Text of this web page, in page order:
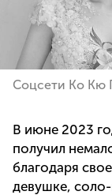
Соцсети Ко Кю
В июне 2023
получил
благодаря
девушке,